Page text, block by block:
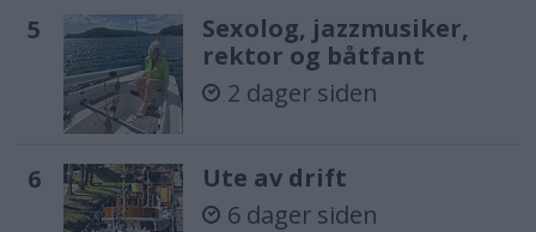
Sexolog, jazzmusiker,
rektor og båtfant
2 dager siden
Ute av drift
6 dager siden